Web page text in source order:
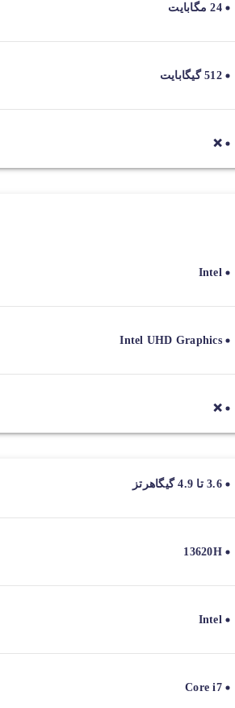
24 مگابایت
512 گیگابایت
❌
Intel
Intel UHD Graphics
❌
3.6 تا 4.9 گیگاهرتز
13620H
Intel
Core i7